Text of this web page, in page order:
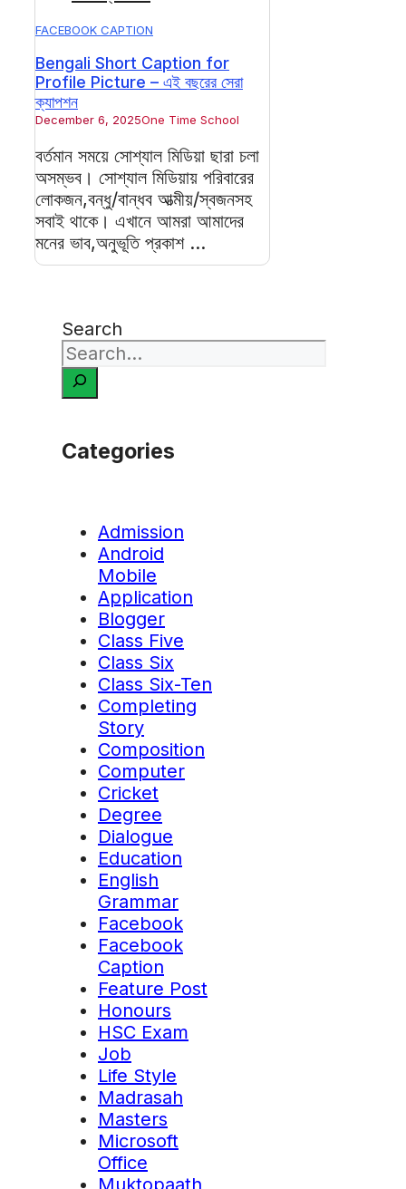
FACEBOOK CAPTION
Bengali Short Caption for
Profile Picture – এই বছরের সেরা
ক্যাপশন
December 6, 2025One Time School
বর্তমান সময়ে সোশ্যাল মিডিয়া ছারা চলা
অসম্ভব। সোশ্যাল মিডিয়ায় পরিবারের
লোকজন,বন্ধু/বান্ধব আত্মীয়/স্বজনসহ
সবাই থাকে। এখানে আমরা আমাদের
মনের ভাব,অনুভূতি প্রকাশ ...
Search
Categories
Admission
Android
Mobile
Application
Blogger
Class Five
Class Six
Class Six-Ten
Completing
Story
Composition
Computer
Cricket
Degree
Dialogue
Education
English
Grammar
Facebook
Facebook
Caption
Feature Post
Honours
HSC Exam
Job
Life Style
Madrasah
Masters
Microsoft
Office